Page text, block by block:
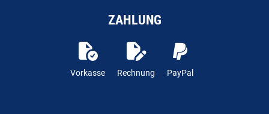
ZAHLUNG
Vorkasse Rechnung PayPal